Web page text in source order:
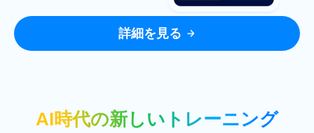
詳細を見る
AI時代の新しいトレーニング